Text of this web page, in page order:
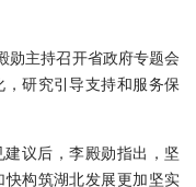
勋主持召开省政府专题会
研究引导支持和服务保
建议后，李殿勋指出， 坚
构筑湖北发展更加坚实